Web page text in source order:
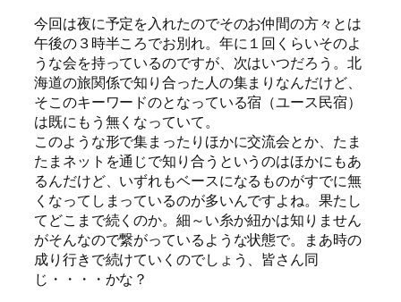
今回は夜に予定を入れたのでそのお仲間の方々とは
午後の３時半ころでお別れ。年に１回くらいそのよ
うな会を持っているのですが、次はいつだろう。北
海道の旅関係で知り合った人の集まりなんだけど、
そこのキーワードのとなっている宿（ユース民宿）
は既にもう無くなっていて。
このような形で集まったりほかに交流会とか、たま
たまネットを通じで知り合うというのはほかにもあ
るんだけど、いずれもベースになるものがすでに無
くなってしまっているのが多いんですよね。果たし
てどこまで続くのか。細～い糸か紐かは知りません
がそんなので繋がっているような状態で。まあ時の
成り行きで続けていくのでしょう、皆さん同
じ・・・・かな？